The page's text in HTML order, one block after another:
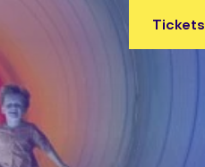
Tickets